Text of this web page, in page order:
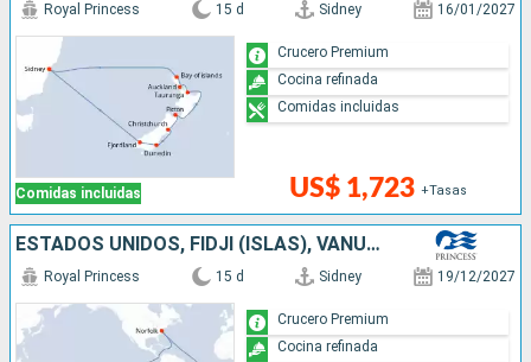
Comidas incluidas
Royal Princess 15 d Sidney 16/01/2027
US$ 1,723 +Tasas
Crucero Premium
Cocina refinada
Comidas incluidas
ESTADOS UNIDOS, FIDJI (ISLAS), VANUATU, NUEVA CALEDONIA, AUSTRALIA
Royal Princess 15 d Sidney 19/12/2027
Crucero Premium
Cocina refinada